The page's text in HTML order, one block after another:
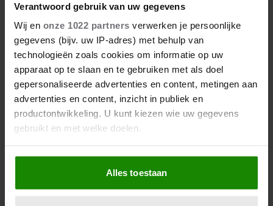
Verantwoord gebruik van uw gegevens
Wij en onze 1022 partners verwerken je persoonlijke
gegevens (bijv. uw IP-adres) met behulp van
technologieën zoals cookies om informatie op uw
apparaat op te slaan en te gebruiken met als doel
gepersonaliseerde advertenties en content, metingen aan
advertenties en content, inzicht in publiek en
productontwikkeling. U kunt kiezen wie uw gegevens
gebruikt en met welke doelen.
Als u het toestaat, willen we ook graag:
Informatie verzamelen over uw geografische
locatie, die tot een paar meter nauwkeurig kan zijn
Alles toestaan
Nieuw